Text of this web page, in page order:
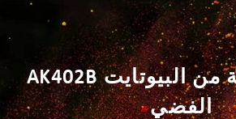
AK402B صبغة لؤلؤية من البيوتايت
الفضي